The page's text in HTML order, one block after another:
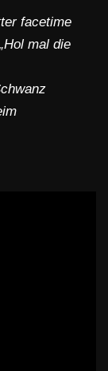
facetime
mal die